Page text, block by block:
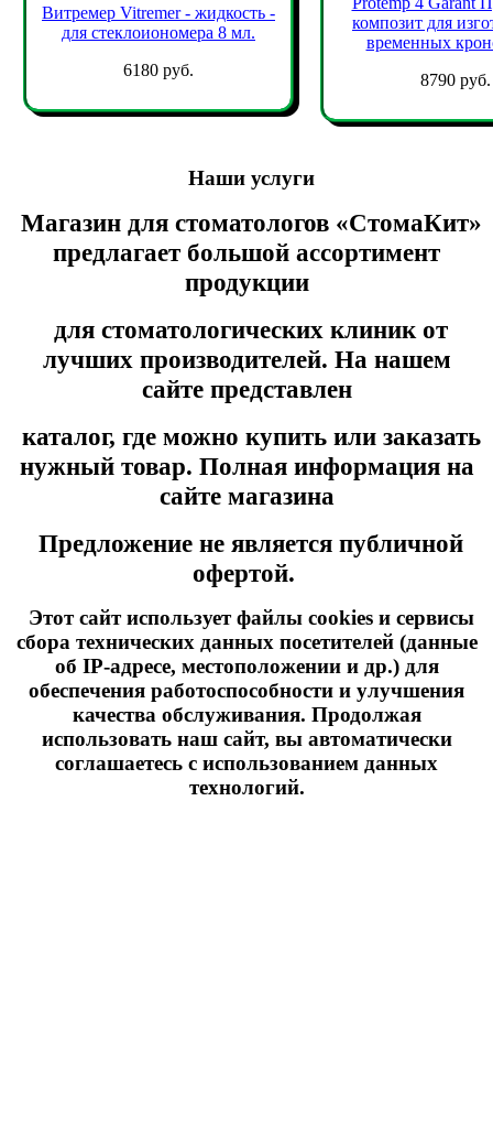
Витремер Vitremer - жидкость -
для стеклоиономера 8 мл.
6180 руб.
композит для
временных
8790 руб.
Наши услуги
Магазин для стоматологов «СтомаКит»
предлагает большой ассортимент
продукции
для стоматологических клиник от
лучших производителей. На нашем
сайте представлен
каталог, где можно купить или заказать
нужный товар. Полная информация на
сайте магазина
Предложение не является публичной
офертой.
Этот сайт использует файлы cookies и сервисы
сбора технических данных посетителей (данные
об IP-адресе, местоположении и др.) для
обеспечения работоспособности и улучшения
качества обслуживания. Продолжая
использовать наш сайт, вы автоматически
соглашаетесь с использованием данных
технологий.